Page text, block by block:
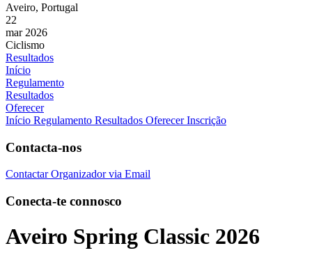
Aveiro, Portugal
22
mar 2026
Ciclismo
Resultados
Início
Regulamento
Resultados
Oferecer
Início Regulamento Resultados Oferecer Inscrição
Contacta-nos
Contactar Organizador via Email
Conecta-te connosco
Aveiro Spring Classic 2026